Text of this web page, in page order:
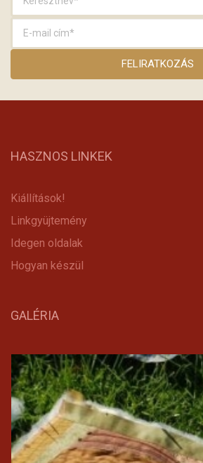
HASZNOS LINKEK
Kiállítások!
Linkgyüjtemény
Idegen oldalak
Hogyan készül
GALÉRIA